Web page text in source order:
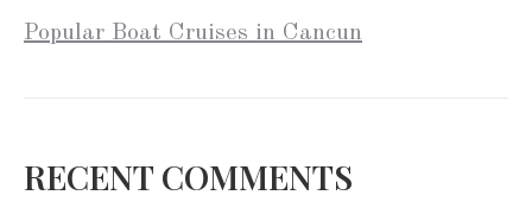
Popular Boat Cruises in Cancun
RECENT COMMENTS